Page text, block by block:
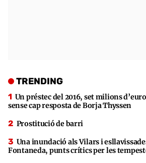
TRENDING
Un préstec del 2016, set milions
sense cap resposta de Borja Thyssen
Prostitució de barri
Una inundació als Vilars i
Fontaneda, punts crítics per les